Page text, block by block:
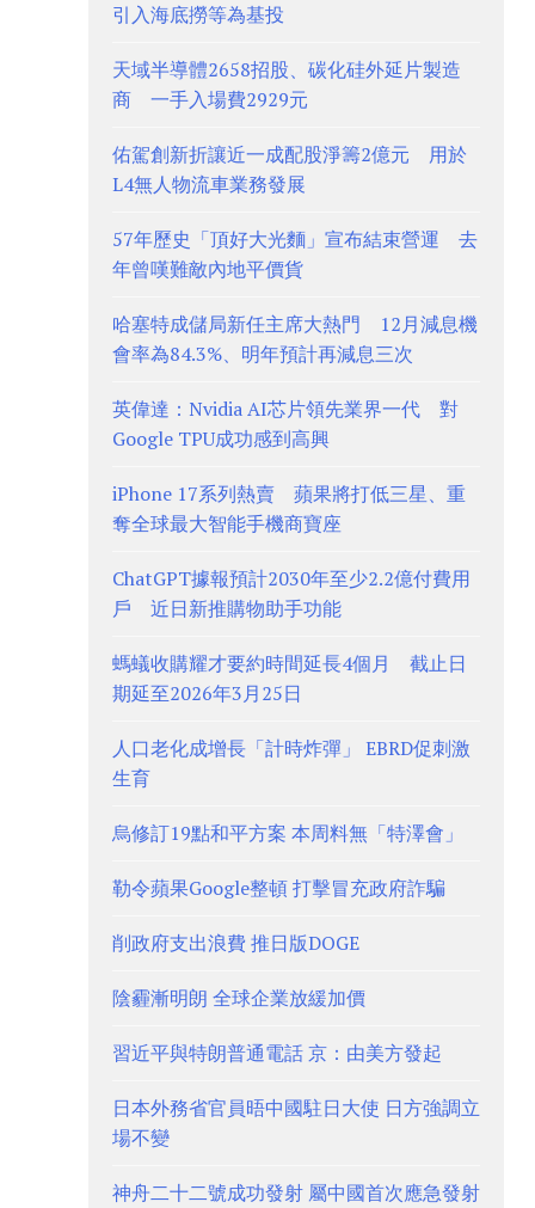
引入海底撈等為基投
天域半導體2658招股、碳化硅外延片製造
商 一手入場費2929元
佑駕創新折讓近一成配股淨籌2億元 用於
L4無人物流車業務發展
57年歷史「頂好大光麵」宣布結束營運 去
年曾嘆難敵內地平價貨
哈塞特成儲局新任主席大熱門 12月減息機
會率為84.3%、明年預計再減息三次
英偉達：Nvidia AI芯片領先業界一代 對
Google TPU成功感到高興
iPhone 17系列熱賣 蘋果將打低三星、重
奪全球最大智能手機商寶座
ChatGPT據報預計2030年至少2.2億付費用
戶 近日新推購物助手功能
螞蟻收購耀才要約時間延長4個月 截止日
期延至2026年3月25日
人口老化成增長「計時炸彈」 EBRD促刺激
生育
烏修訂19點和平方案 本周料無「特澤會」
勒令蘋果Google整頓 打擊冒充政府詐騙
削政府支出浪費 推日版DOGE
陰霾漸明朗 全球企業放緩加價
習近平與特朗普通電話 京：由美方發起
日本外務省官員晤中國駐日大使 日方強調立
場不變
神舟二十二號成功發射 屬中國首次應急發射